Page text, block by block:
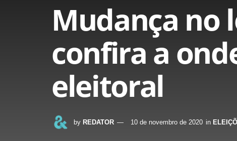
Mudança no
confira a
eleitoral
by REDATOR 10 de novembro de 2020 in